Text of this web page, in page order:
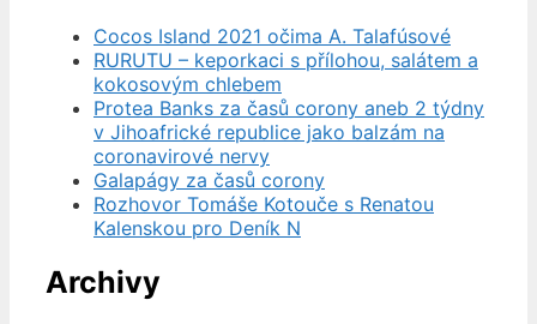
Cocos Island 2021 očima A. Talafúsové
RURUTU – keporkaci s přílohou, salátem a
kokosovým chlebem
Protea Banks za časů corony aneb 2 týdny
v Jihoafrické republice jako balzám na
coronavirové nervy
Galapágy za časů corony
Rozhovor Tomáše Kotouče s Renatou
Kalenskou pro Deník N
Archivy